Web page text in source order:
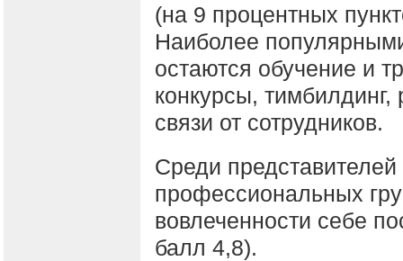
(на 9 процентных
Наиболее
остаются обучение и
конкурсы, тимбилдинг,
связи от сотрудников.
Среди
профессиональных
вовлеченности себе
балл 4,8).